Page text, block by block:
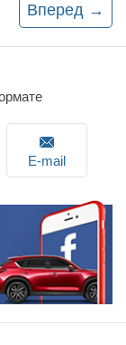
Вперед →
E-mail